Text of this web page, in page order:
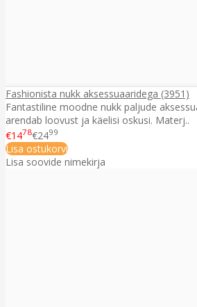
Fashionista nukk aksessuaaridega (3951)
Fantastiline moodne nukk paljude
arendab loovust ja käelisi oskusi. Materj..
€1478€2499
Lisa ostukorvi
Lisa soovide nimekirja